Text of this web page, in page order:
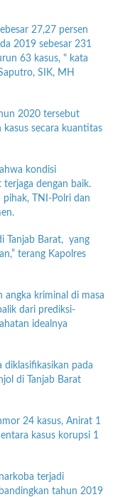
27,27 persen
2019 sebesar 231
63 kasus, " kata
SIK, MH
2020 tersebut
kasus secara kuantitas
kondisi
dengan baik.
pihak, TNI-Polri dan
Tanjab Barat, yang
terang Kapolres
angka kriminal di masa
dari prediksi-
idealnya
diklasifikasikan pada
di Tanjab Barat
24 kasus, Anirat 1
kasus korupsi 1
terjadi
tahun 2019